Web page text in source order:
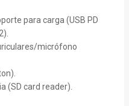
para carga (USB PD
micrófono
(SD card reader).